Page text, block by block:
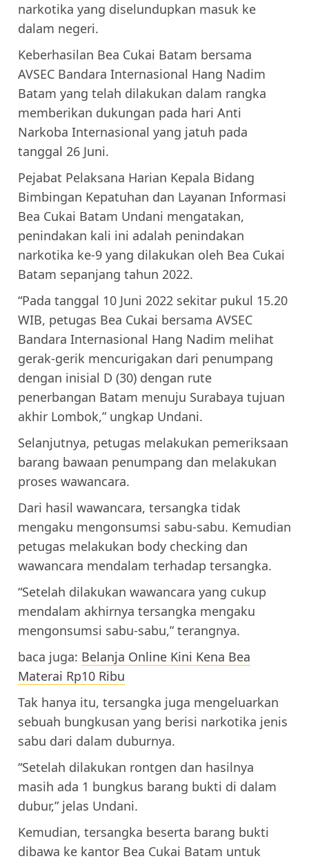
narkotika yang diselundupkan masuk ke
dalam negeri.
Keberhasilan Bea Cukai Batam bersama
AVSEC Bandara Internasional Hang Nadim
Batam yang telah dilakukan dalam rangka
memberikan dukungan pada hari Anti
Narkoba Internasional yang jatuh pada
tanggal 26 Juni.
Pejabat Pelaksana Harian Kepala Bidang
Bimbingan Kepatuhan dan Layanan Informasi
Bea Cukai Batam Undani mengatakan,
penindakan kali ini adalah penindakan
narkotika ke-9 yang dilakukan oleh Bea Cukai
Batam sepanjang tahun 2022.
“Pada tanggal 10 Juni 2022 sekitar pukul 15.20
WIB, petugas Bea Cukai bersama AVSEC
Bandara Internasional Hang Nadim melihat
gerak-gerik mencurigakan dari penumpang
dengan inisial D (30) dengan rute
penerbangan Batam menuju Surabaya tujuan
akhir Lombok,” ungkap Undani.
Selanjutnya, petugas melakukan pemeriksaan
barang bawaan penumpang dan melakukan
proses wawancara.
Dari hasil wawancara, tersangka tidak
mengaku mengonsumsi sabu-sabu. Kemudian
petugas melakukan body checking dan
wawancara mendalam terhadap tersangka.
“Setelah dilakukan wawancara yang cukup
mendalam akhirnya tersangka mengaku
mengonsumsi sabu-sabu,” terangnya.
baca juga: Belanja Online Kini Kena Bea
Materai Rp10 Ribu
Tak hanya itu, tersangka juga mengeluarkan
sebuah bungkusan yang berisi narkotika jenis
sabu dari dalam duburnya.
“Setelah dilakukan rontgen dan hasilnya
masih ada 1 bungkus barang bukti di dalam
dubur,” jelas Undani.
Kemudian, tersangka beserta barang bukti
dibawa ke kantor Bea Cukai Batam untuk